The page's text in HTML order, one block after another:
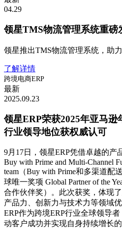
04.29
领星TMS物流管理系统重磅
领星推出TMS物流管理系统，助
了解详情
跨境电商ERP
最新
2025.09.23
领星ERP荣获2025年亚马逊
行业领导地位获权威认可
9月17日，领星ERP凭借卓越的产
Buy with Prime and Multi-Channel
team（Buy with Prime和多渠道配
球唯一奖项 Global Partner of the
合作伙伴奖）。此次获奖，体现
产品力、创新力与技术力等领域
ERP作为跨境ERP行业全球领导
动客户成功并实现自身持续增长的